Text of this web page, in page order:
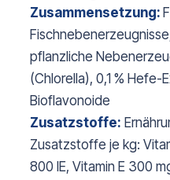
Zusammensetzung:
pflanzliche
(Chlorella), 0,1 % Hefe-
Bioflavonoide
Zusatzstoffe:
Zusatzstoffe je kg:
800 IE, Vitamin E 300